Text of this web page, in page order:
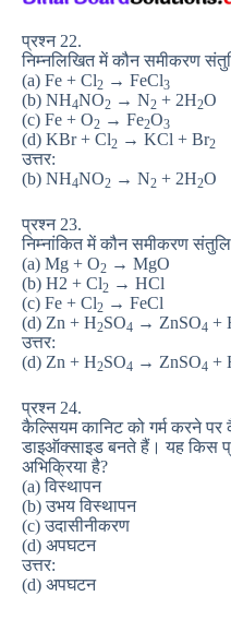
प्रश्न 22.
निम्नलिखित में कौन समीकरण
(a) Fe + Cl2 → FeCl3
(b) NH4NO2 → N2 + 2H2O
(c) Fe + O2 → Fe2O3
(d) KBr + Cl2 → KCl + Br2
उत्तर:
(b) NH4NO2 → N2 + 2H2O
प्रश्न 23.
निम्नांकित में कौन समीकरण
(a) Mg + O2 → MgO
(b) H2 + Cl2 → HCl
(c) Fe + Cl2 → FeCl
(d) Zn + H2SO4 → ZnSO4 +
उत्तर:
(d) Zn + H2SO4 → ZnSO4 +
प्रश्न 24.
कैल्सियम कानिट को गर्म करने
डाइऑक्साइड बनते हैं। यह किस
अभिक्रिया है?
(a) विस्थापन
(b) उभय विस्थापन
(c) उदासीनीकरण
(d) अपघटन
उत्तर:
(d) अपघटन